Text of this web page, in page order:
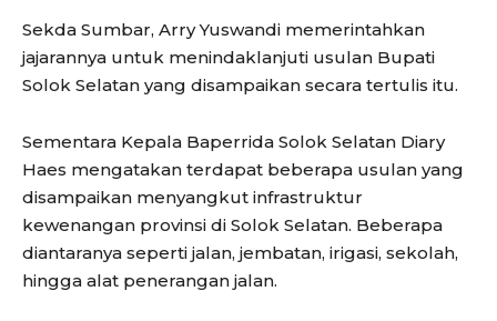
Sekda Sumbar, Arry Yuswandi memerintahkan
jajarannya untuk menindaklanjuti usulan Bupati
Solok Selatan yang disampaikan secara tertulis itu.
Sementara Kepala Baperrida Solok Selatan Diary
Haes mengatakan terdapat beberapa usulan yang
disampaikan menyangkut infrastruktur
kewenangan provinsi di Solok Selatan. Beberapa
diantaranya seperti jalan, jembatan, irigasi, sekolah,
hingga alat penerangan jalan.